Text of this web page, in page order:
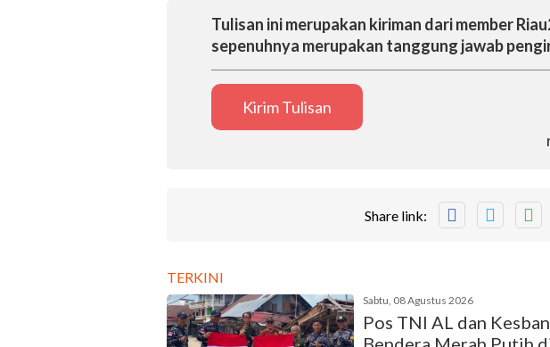
Tulisan ini merupakan kiriman dari member
sepenuhnya merupakan tanggung jawab
Kirim Tulisan
Share link:
TERKINI
Sabtu, 08 Agustus 2026
Pos TNI AL dan